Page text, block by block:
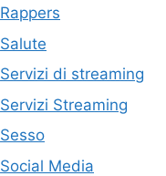
Rappers
Salute
Servizi di streaming
Servizi Streaming
Sesso
Social Media